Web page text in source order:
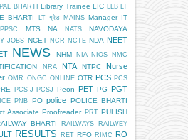
BHARTI Library Trainee LIC LLB LT
BHARTI LT ग्रेड MAINS Manager IT
MTS NA NATS
NAVODAYA
JOBS NCET NCR NCTE NDA NEET
NEWS NHM NIA NIOS
NMC
NRA NTA NTPC Nurse
OMR ONGC ONLINE OTR PCS PCS
PCS-J PCSJ Peon PET PG PGT
PNB PO police POLICE BHARTI
Associate Proofreader PRT PULISH
BHARTI RAILWAYS
RAILWEY
RESULTS RET RFO RIMC RO